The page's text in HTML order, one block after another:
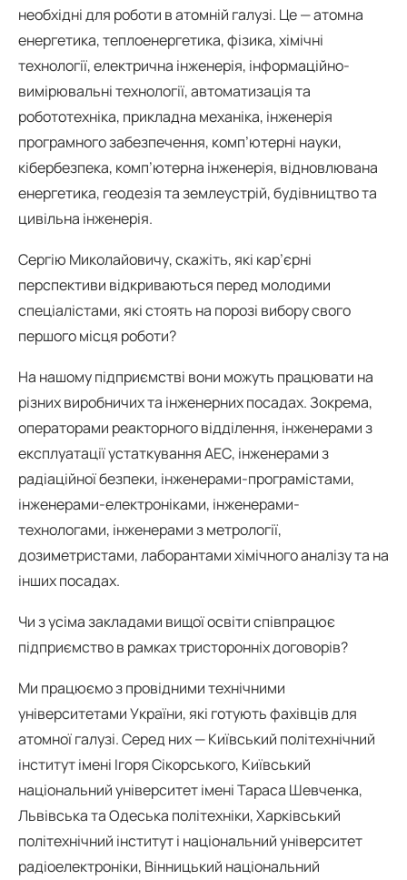
необхідні для роботи в атомній галузі. Це — атомна
енергетика, теплоенергетика, фізика, хімічні
технології, електрична інженерія, інформаційно-
вимірювальні технології, автоматизація та
робототехніка, прикладна механіка, інженерія
програмного забезпечення, комп’ютерні науки,
кібербезпека, комп’ютерна інженерія, відновлювана
енергетика, геодезія та землеустрій, будівництво та
цивільна інженерія.
Сергію Миколайовичу, скажіть, які кар’єрні
перспективи відкриваються перед молодими
спеціалістами, які стоять на порозі вибору свого
першого місця роботи?
На нашому підприємстві вони можуть працювати на
різних виробничих та інженерних посадах. Зокрема,
операторами реакторного відділення, інженерами з
експлуатації устаткування АЕС, інженерами з
радіаційної безпеки, інженерами-програмістами,
інженерами-електроніками, інженерами-
технологами, інженерами з метрології,
дозиметристами, лаборантами хімічного аналізу та на
інших посадах.
Чи з усіма закладами вищої освіти співпрацює
підприємство в рамках тристоронніх договорів?
Ми працюємо з провідними технічними
університетами України, які готують фахівців для
атомної галузі. Серед них — Київський політехнічний
інститут імені Ігоря Сікорського, Київський
національний університет імені Тараса Шевченка,
Львівська та Одеська політехніки, Харківський
політехнічний інститут і національний університет
радіоелектроніки, Вінницький національний